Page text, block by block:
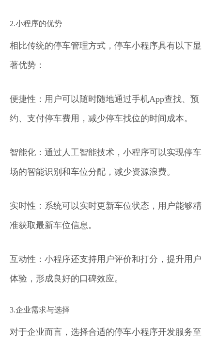
2.小程序的优势
相比传统的停车管理方式，停车小程序具有以下显
著优势：
便捷性：用户可以随时随地通过手机App查找、预
约、支付停车费用，减少停车找位的时间成本。
智能化：通过人工智能技术，小程序可以实现停车
场的智能识别和车位分配，减少资源浪费。
实时性：系统可以实时更新车位状态，用户能够精
准获取最新车位信息。
互动性：小程序还支持用户评价和打分，提升用户
体验，形成良好的口碑效应。
3.企业需求与选择
对于企业而言，选择合适的停车小程序开发服务至